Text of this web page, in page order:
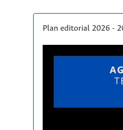
Plan editorial 2026 -